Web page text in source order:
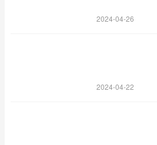
2024-04-26
2024-04-22